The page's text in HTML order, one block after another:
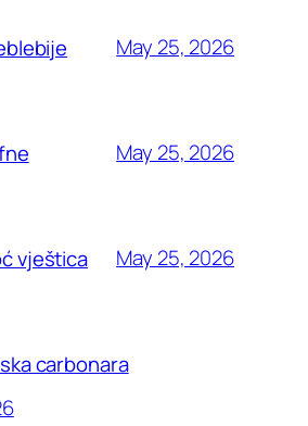
May 25, 2026
May 25, 2026
vještica May 25, 2026
carbonara